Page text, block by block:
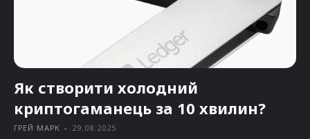
Як створити холодний
криптогаманець за 10 хвилин?
ГРЕЙ МАРК - 29.08.2025